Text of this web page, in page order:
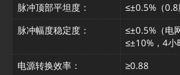
脉冲顶部平坦度：
≤±0.5%（0.8
脉冲幅度稳定度：
≤±0.5%（电
≤±10%，4小
电源转换效率：
≥0.88